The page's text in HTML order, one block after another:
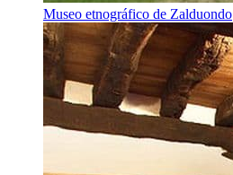
Museo etnográfico de Zalduondo